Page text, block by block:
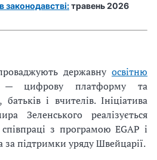
законодавстві:травень 2026
державну освітню
— цифрову платформу та
і вчителів. Ініціатива
Зеленського реалізується
з програмою EGAP і
підтримки уряду Швейцарії.